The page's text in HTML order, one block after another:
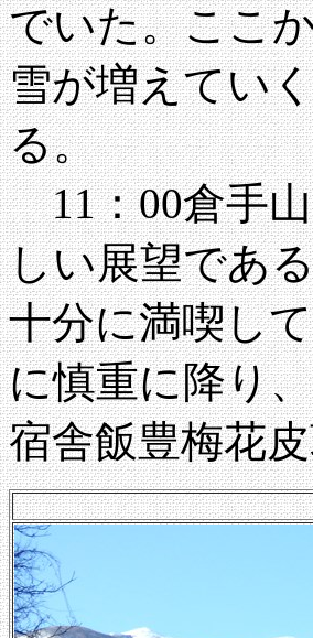
でいた。ここ
雪が増えてい
る。
11：00倉手山
しい展望であ
十分に満喫し
に慎重に降り
宿舎飯豊梅花